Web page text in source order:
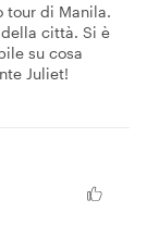
tour di Manila.
città. Si è
su cosa
Juliet!